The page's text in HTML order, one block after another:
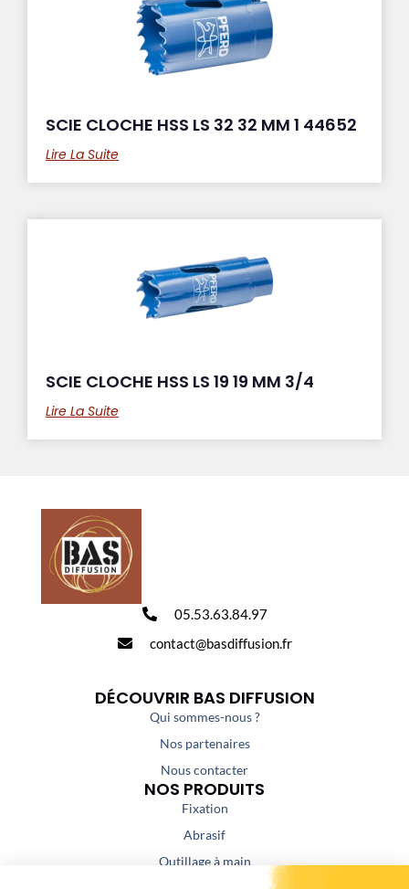
SCIE CLOCHE HSS LS 32 32 MM 1 44652
Lire La Suite
SCIE CLOCHE HSS LS 19 19 MM 3/4
Lire La Suite
05.53.63.84.97
contact@basdiffusion.fr
DÉCOUVRIR BAS DIFFUSION
Qui sommes-nous ?
Nos partenaires
Nous contacter
NOS PRODUITS
Fixation
Abrasif
Outillage à main